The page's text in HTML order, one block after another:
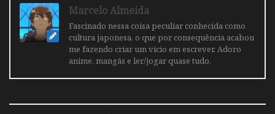
Marcelo Almeida
Fascinado nessa coisa peculiar conhecida como
cultura japonesa, o que por consequência acabou
me fazendo criar um vicio em escrever. Adoro
anime, mangás e ler/jogar quase tudo.